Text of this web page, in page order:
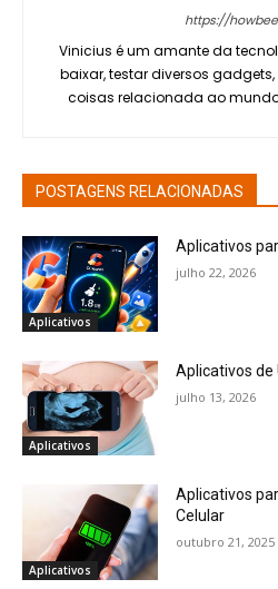
https://
Vinicius é um amante da
baixar, testar diversos
coisas relacionada ao
POSTAGENS RELACIONADAS
Aplicativos
Aplicativos
julho 22, 2026
Aplicativos
Aplicativos de
julho 13, 2026
Aplicativos
Aplicativos
Celular
outubro 21, 2025